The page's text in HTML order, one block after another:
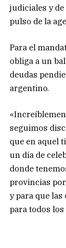
judiciales y
pulso de la
Para el
obliga a un
deudas
argentino.
seguimos
que en aquel
un día de
donde
provincias
y para que
para todos